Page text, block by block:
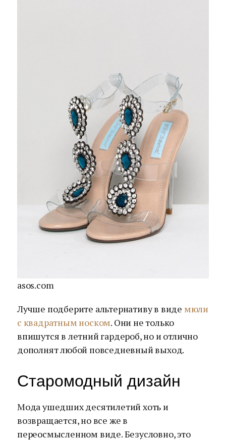
asos.com
Лучше подберите альтернативу в виде мюли
с квадратным носком. Они не только
впишутся в летний гардероб, но и отлично
дополнят любой повседневный выход.
Старомодный дизайн
Мода ушедших десятилетий хоть и
возвращается, но все же в
переосмысленном виде. Безусловно, это